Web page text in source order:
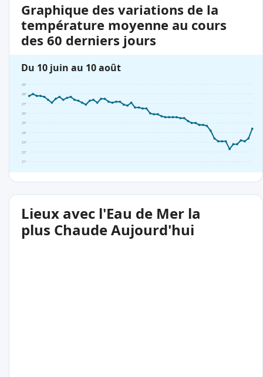
Graphique des variations de la
température moyenne au cours
des 60 derniers jours
Du 10 juin au 10 août
21°
22°
23°
24°
25°
26°
27°
28°
29°
Lieux avec l'Eau de Mer la
plus Chaude Aujourd'hui